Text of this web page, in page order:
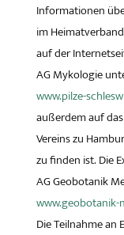
Informationen
im
auf der
AG Mykologie
www.pilze-
außerdem auf
Vereins zu
zu finden ist. Die
AG Geobotanik
www.geobotanik-
Die Teilnahme